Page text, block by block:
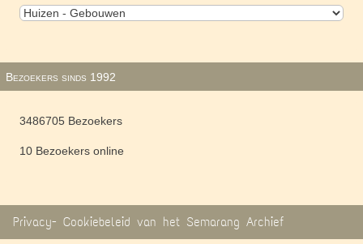
Bezoekers sinds 1992
3486705 Bezoekers
10 Bezoekers online
Privacy- Cookiebeleid van het Semarang Archief